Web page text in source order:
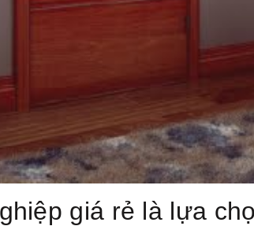
giá rẻ là lựa